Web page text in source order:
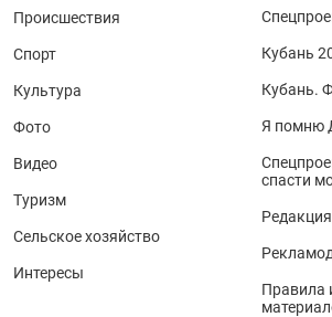
Происшествия
Спорт
Культура
Фото
Видео
Туризм
Сельское хозяйство
Интересы
Кубань
Кубань.
Я помню
спасти
Редакция
Правила